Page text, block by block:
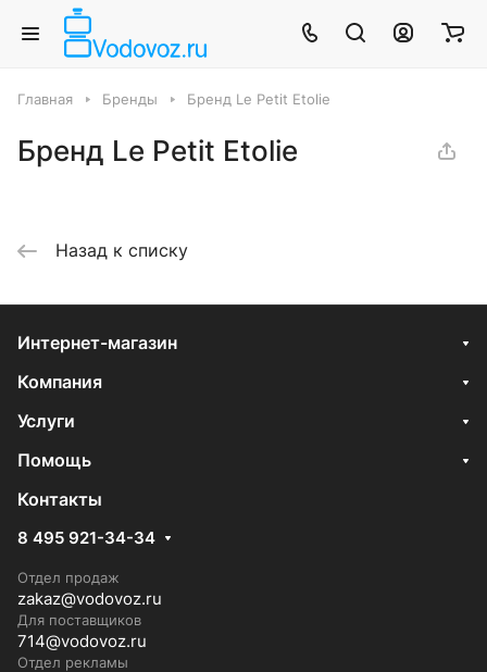
Главная Бренды Бренд Le Petit Etolie
Бренд Le Petit Etolie
Назад к списку
Интернет-магазин
Компания
Услуги
Помощь
Контакты
8 495 921-34-34
Отдел продаж
zakaz@vodovoz.ru
Для поставщиков
714@vodovoz.ru
Отдел рекламы